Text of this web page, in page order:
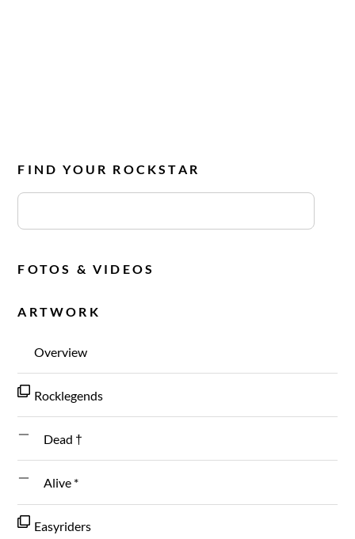
FIND YOUR ROCKSTAR
FOTOS & VIDEOS
ARTWORK
Overview
Rocklegends
Dead †
Alive *
Easyriders